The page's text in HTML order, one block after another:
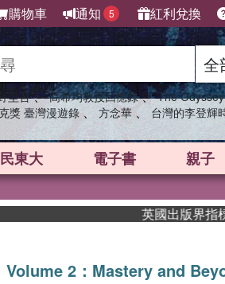
購物車 通知 5 紅利兌換
圭吾 、 高希均教授回憶錄 、 The Odyssey
獎 臺灣漫遊錄 、 方念華 、 台灣的李登輝
東大 電子書 親子
英國出版界指標
2：Mastery and